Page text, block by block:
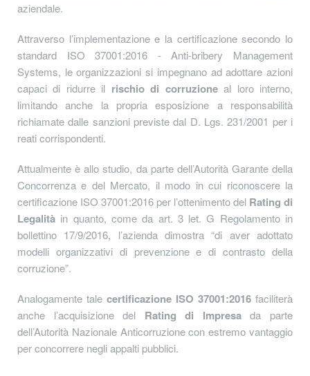
aziendale.
Attraverso l’implementazione e la certificazione secondo lo
standard ISO 37001:2016 - Anti-bribery Management
Systems, le organizzazioni si impegnano ad adottare azioni
capaci di ridurre il rischio di corruzioneal loro interno,
limitando anche la propria esposizione a responsabilità
richiamate dalle sanzioni previste dal D. Lgs. 231/2001 per i
reati corrispondenti.
Attualmente è allo studio, da parte dell’Autorità Garante della
Concorrenza e del Mercato, il modo in cui riconoscere la
certificazione ISO 37001:2016 per l’ottenimento del Rating di
Legalità in quanto, come da art. 3 let. G Regolamento in
bollettino 17/9/2016, l’azienda dimostra “di aver adottato
modelli organizzativi di prevenzione e di contrasto della
corruzione”.
Analogamente tale certificazione ISO 37001:2016 faciliterà
anche l’acquisizione del Rating di Impresada parte
dell’Autorità Nazionale Anticorruzione con estremo vantaggio
per concorrere negli appalti pubblici.